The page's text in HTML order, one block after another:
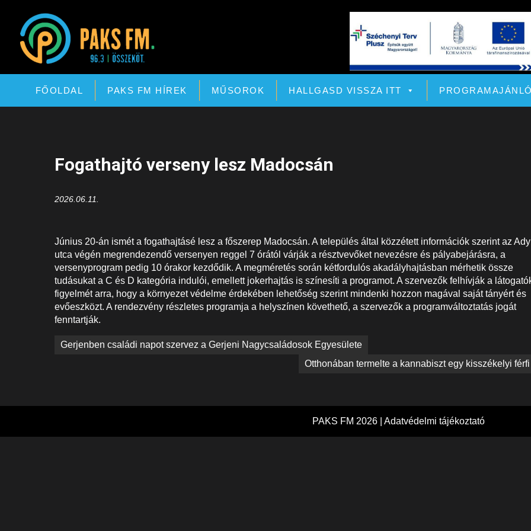
Paks FM
FŐOLDAL PAKS FM HÍREK MŰSOROK HALLGASD VISSZA ITT
Fogathajtó verseny lesz Madocsán
2026.06.11.
Június 20-án ismét a fogathajtásé lesz a főszerep Madocsán. A település által közzétett információk szerint az Ady
utca végén megrendezendő versenyen reggel 7 órától várják a résztvevőket nevezésre és pályabejárásra, a
versenyprogram pedig 10 órakor kezdődik. A megméretés során kétfordulós akadályhajtásban mérhetik össze
tudásukat a C és D kategória indulói, emellett jokerhajtás is színesíti a programot. A szervezők felhívják a
figyelmét arra, hogy a környezet védelme érdekében lehetőség szerint mindenki hozzon magával saját tányért és
evőeszközt. A rendezvény részletes programja a helyszínen követhető, a szervezők a programváltoztatás jogát
fenntartják.
Bejegyzés
Gerjenben családi napot szervez a Gerjeni Nagycsaládosok Egyesülete
Otthonában termelte a kannabiszt egy kisszékelyi férfi
PAKS FM 2026 | Adatvédelmi tájékoztató